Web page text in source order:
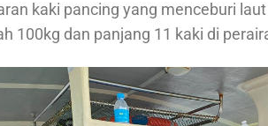
kaki pancing yang menceburi
100kg dan panjang 11 kaki di